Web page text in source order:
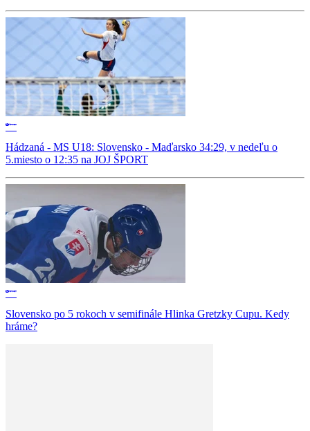
Hádzaná - MS U18: Slovensko - Maďarsko 34:29, v nedeľu o
5.miesto o 12:35 na JOJ ŠPORT
Slovensko po 5 rokoch v semifinále Hlinka Gretzky Cupu. Kedy
hráme?